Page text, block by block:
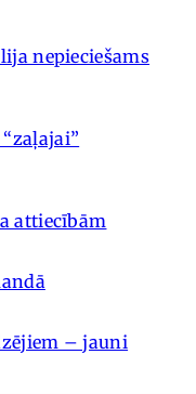
nepieciešams
attiecībām
– jauni